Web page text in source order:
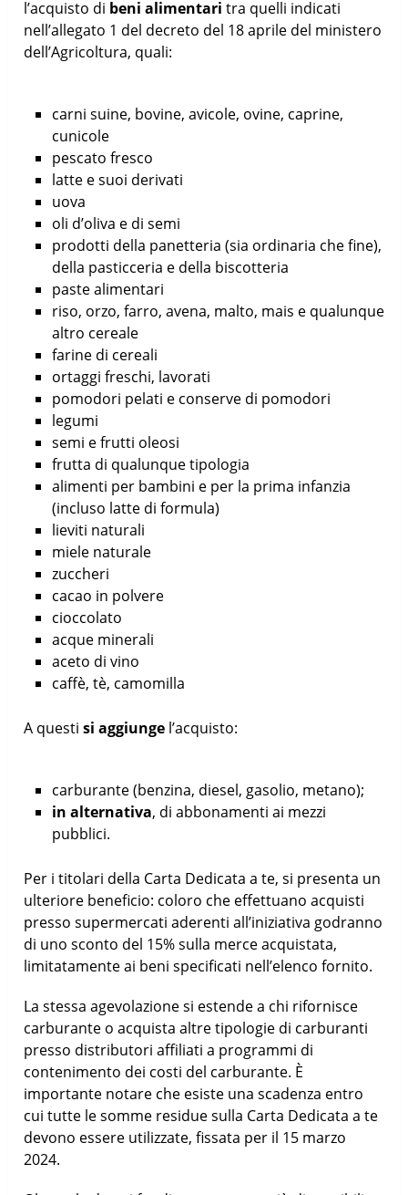
l’acquisto di beni alimentari tra quelli indicati
nell’allegato 1 del decreto del 18 aprile del ministero
dell’Agricoltura, quali:
carni suine, bovine, avicole, ovine, caprine,
cunicole
pescato fresco
latte e suoi derivati
uova
oli d’oliva e di semi
prodotti della panetteria (sia ordinaria che fine),
della pasticceria e della biscotteria
paste alimentari
riso, orzo, farro, avena, malto, mais e qualunque
altro cereale
farine di cereali
ortaggi freschi, lavorati
pomodori pelati e conserve di pomodori
legumi
semi e frutti oleosi
frutta di qualunque tipologia
alimenti per bambini e per la prima infanzia
(incluso latte di formula)
lieviti naturali
miele naturale
zuccheri
cacao in polvere
cioccolato
acque minerali
aceto di vino
caffè, tè, camomilla
A questisi aggiunge l’acquisto:
carburante (benzina, diesel, gasolio, metano);
in alternativa, di abbonamenti ai mezzi
pubblici.
Per i titolari della Carta Dedicata a te, si presenta un
ulteriore beneficio: coloro che effettuano acquisti
presso supermercati aderenti all’iniziativa godranno
di uno sconto del 15% sulla merce acquistata,
limitatamente ai beni specificati nell’elenco fornito.
La stessa agevolazione si estende a chi rifornisce
carburante o acquista altre tipologie di carburanti
presso distributori affiliati a programmi di
contenimento dei costi del carburante. È
importante notare che esiste una scadenza entro
cui tutte le somme residue sulla Carta Dedicata a te
devono essere utilizzate, fissata per il 15 marzo
2024.